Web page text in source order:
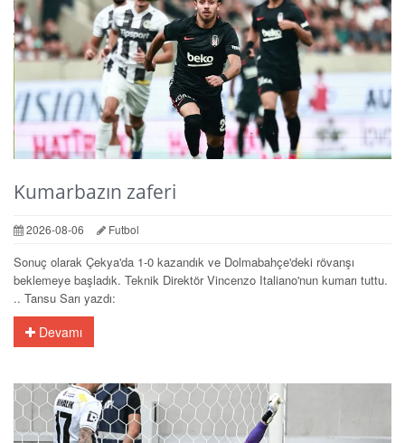
Kumarbazın zaferi
2026-08-06 Futbol
Sonuç olarak Çekya'da 1-0 kazandık ve Dolmabahçe'deki rövanşı
beklemeye başladık. Teknik Direktör Vincenzo Italiano'nun kumarı tuttu.
.. Tansu Sarı yazdı:
Devamı